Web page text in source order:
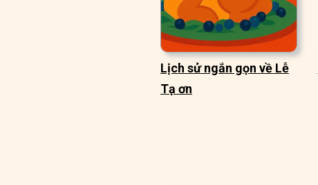
Lịch sử ngắn gọn về Lễ
Tạ ơn